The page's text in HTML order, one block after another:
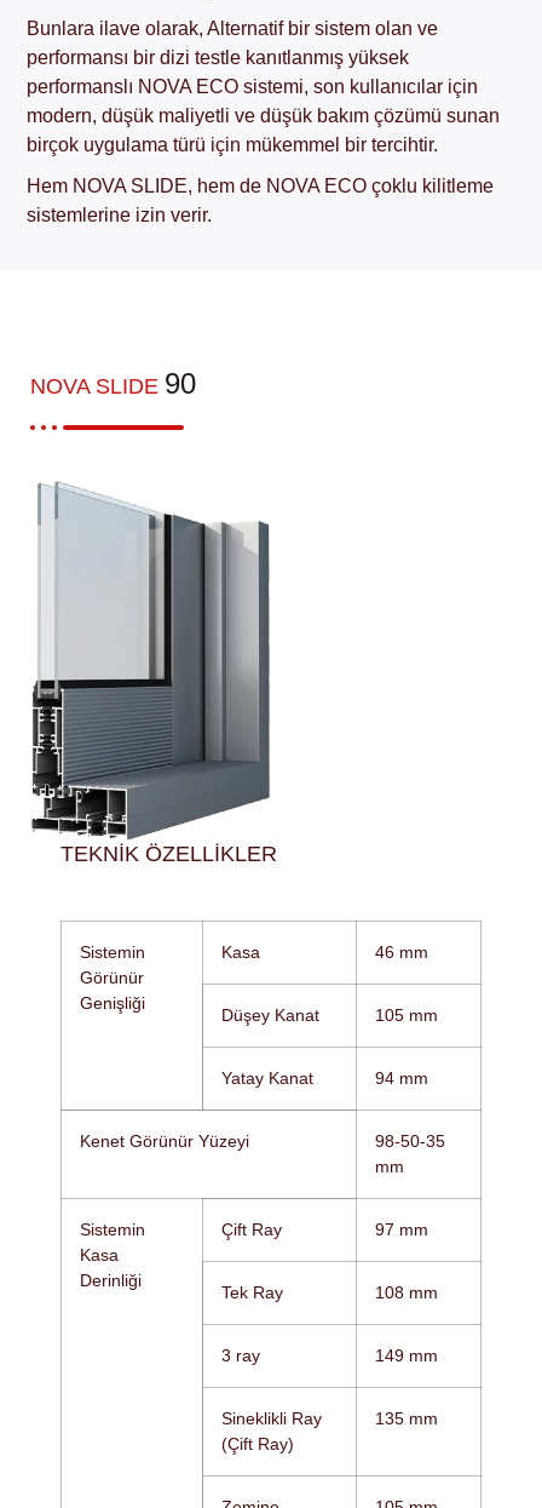
Bunlara ilave olarak, Alternatif bir sistem olan ve
performansı bir dizi testle kanıtlanmış yüksek
performanslı NOVA ECO sistemi, son kullanıcılar için
modern, düşük maliyetli ve düşük bakım çözümü sunan
birçok uygulama türü için mükemmel bir tercihtir.
Hem NOVA SLIDE, hem de NOVA ECO çoklu kilitleme
sistemlerine izin verir.
NOVA SLIDE 90
TEKNIK ÖZELLIKLER
Sistemin
Görünür
Genişliği
Kasa 46 mm
Düşey Kanat 105 mm
Yatay Kanat 94 mm
Kenet Görünür Yüzeyi
98-50-35
mm
Sistemin
Kasa
Derinliği
Çift Ray 97 mm
Tek Ray 108 mm
3 ray 149 mm
Sineklikli Ray
(Çift Ray)
135 mm